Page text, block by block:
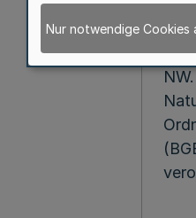
Auf
Juli
Nur notwendige Cookies